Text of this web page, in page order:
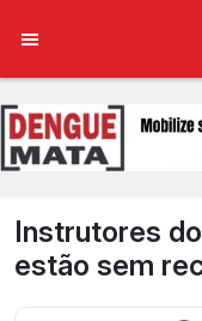
Instrutores
estão sem